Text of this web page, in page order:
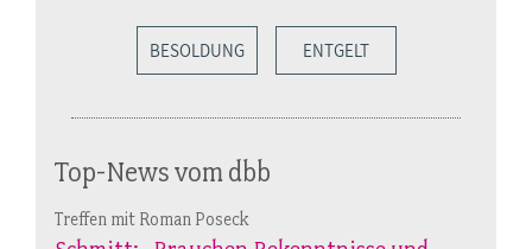
BESOLDUNG ENTGELT
Top-News vom dbb
Treffen mit Roman Poseck